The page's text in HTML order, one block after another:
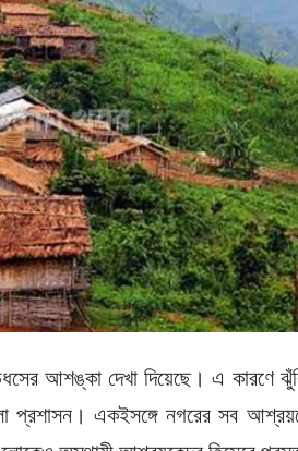
আশঙ্কা দেখা দিয়েছে। এ কারণে
প্রশাসন। একইসঙ্গে নগরের সব